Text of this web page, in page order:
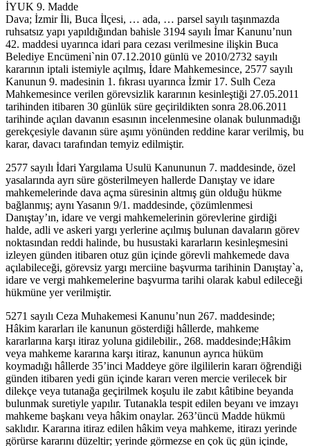
İYUK 9. Madde
Dava; İzmir İli, Buca İlçesi, … ada, … parsel sayılı taşınmazda
ruhsatsız yapı yapıldığından bahisle 3194 sayılı İmar Kanunu’nun
42. maddesi uyarınca idari para cezası verilmesine ilişkin Buca
Belediye Encümeni`nin 07.12.2010 günlü ve 2010/2732 sayılı
kararının iptali istemiyle açılmış, İdare Mahkemesince, 2577 sayılı
Kanunun 9. madesinin 1. fıkrası uyarınca İzmir 17. Sulh Ceza
Mahkemesince verilen görevsizlik kararının kesinleştiği 27.05.2011
tarihinden itibaren 30 günlük süre geçirildikten sonra 28.06.2011
tarihinde açılan davanın esasının incelenmesine olanak bulunmadığı
gerekçesiyle davanın süre aşımı yönünden reddine karar verilmiş, bu
karar, davacı tarafından temyiz edilmiştir.
2577 sayılı İdari Yargılama Usulü Kanununun 7. maddesinde, özel
yasalarında ayrı süre gösterilmeyen hallerde Danıştay ve idare
mahkemelerinde dava açma süresinin altmış gün olduğu hükme
bağlanmış; aynı Yasanın 9/1. maddesinde, çözümlenmesi
Danıştay’ın, idare ve vergi mahkemelerinin görevlerine girdiği
halde, adli ve askeri yargı yerlerine açılmış bulunan davaların görev
noktasından reddi halinde, bu husustaki kararların kesinleşmesini
izleyen günden itibaren otuz gün içinde görevli mahkemede dava
açılabileceği, görevsiz yargı merciine başvurma tarihinin Danıştay`a,
idare ve vergi mahkemelerine başvurma tarihi olarak kabul edileceği
hükmüne yer verilmiştir.
5271 sayılı Ceza Muhakemesi Kanunu’nun 267. maddesinde;
Hâkim kararları ile kanunun gösterdiği hâllerde, mahkeme
kararlarına karşı itiraz yoluna gidilebilir., 268. maddesinde;Hâkim
veya mahkeme kararına karşı itiraz, kanunun ayrıca hüküm
koymadığı hâllerde 35’inci Maddeye göre ilgililerin kararı öğrendiği
günden itibaren yedi gün içinde kararı veren mercie verilecek bir
dilekçe veya tutanağa geçirilmek koşulu ile zabıt kâtibine beyanda
bulunmak suretiyle yapılır. Tutanakla tespit edilen beyanı ve imzayı
mahkeme başkanı veya hâkim onaylar. 263’üncü Madde hükmü
saklıdır. Kararına itiraz edilen hâkim veya mahkeme, itirazı yerinde
görürse kararını düzeltir; yerinde görmezse en çok üç gün içinde,